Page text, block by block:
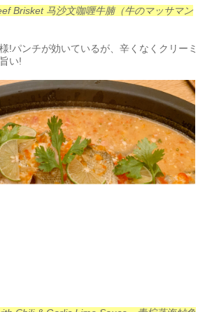
Brisket 马沙文咖喱牛腩（牛のマッサマン
!パンチが効いているが、辛くなくクリーミ
い!